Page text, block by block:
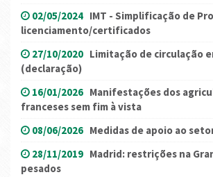
02/05/2024 IMT - Simplificação de
licenciamento/certificados
27/10/2020 Limitação de circulação
(declaração)
16/01/2026 Manifestações dos
franceses sem fim à vista
08/06/2026 Medidas de apoio ao
28/11/2019 Madrid: restrições na
pesados